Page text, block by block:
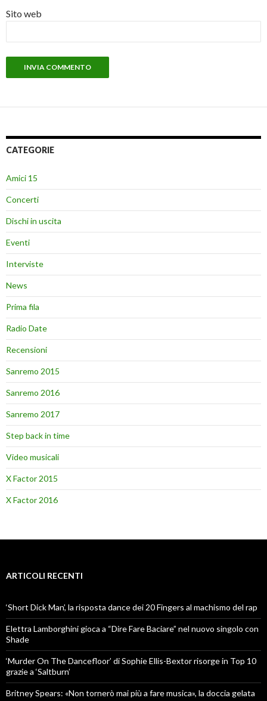
Sito web
CATEGORIE
Amici 15
Concerti
Dischi in uscita
Eventi
Interviste
News
Prima fila
Radio Date
Recensioni
Sanremo 2015
Sanremo 2016
Sanremo 2017
Step back in time
Video musicali
X Factor 2015
X Factor 2016
ARTICOLI RECENTI
‘Short Dick Man’, la risposta dance dei 20 Fingers al machismo del rap
Elettra Lamborghini gioca a “Dire Fare Baciare” nel nuovo singolo con
Shade
‘Murder On The Dancefloor’ di Sophie Ellis-Bextor risorge in Top 10
grazie a ‘Saltburn’
Britney Spears: «Non tornerò mai più a fare musica», la doccia gelata